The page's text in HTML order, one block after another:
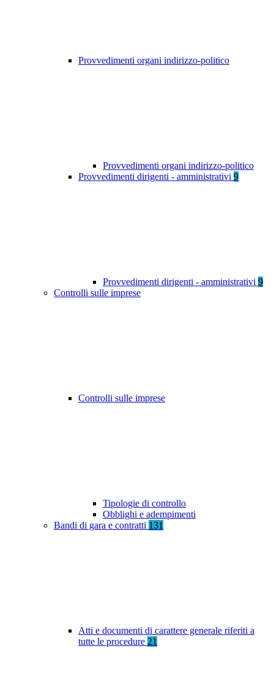
Provvedimenti organi indirizzo-politico
Provvedimenti organi indirizzo-politico
Provvedimenti dirigenti - amministrativi 9
Provvedimenti dirigenti - amministrativi 9
Controlli sulle imprese
Controlli sulle imprese
Tipologie di controllo
Obblighi e adempimenti
Bandi di gara e contratti 131
Atti e documenti di carattere generale riferiti a
tutte le procedure 21